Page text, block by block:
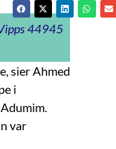
44945
sier Ahmed
i
var